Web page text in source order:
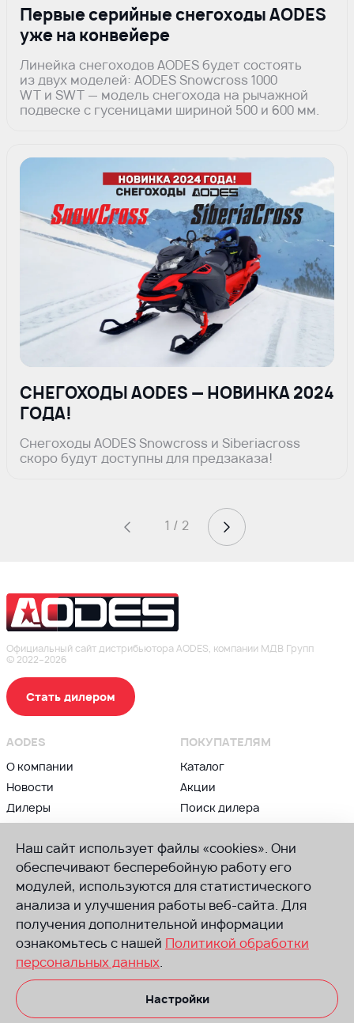
Первые серийные снегоходы AODES
уже на конвейере
Линейка снегоходов AODES будет состоять
из двух моделей: AODES Snowcross 1000
WT и SWT — модель снегохода на рычажной
подвеске с гусеницами шириной 500 и 600 мм.
СНЕГОХОДЫ AODES — НОВИНКА 2024
ГОДА!
Снегоходы AODES Snowcross и Siberiacross
скоро будут доступны для предзаказа!
1 / 2
Наш сайт использует файлы «cookies». Они
обеспечивают бесперебойную работу его
модулей, используются для статистического
анализа и улучшения работы веб-сайта. Для
получения дополнительной информации
ознакомьтесь с нашей Политикой обработки
персональных данных.
Настройки
Официальный сайт дистрибьютора AODES, компании МДВ Групп
© 2022–2026
AODES
О компании
Новости
Дилеры
Контакты
ПОКУПАТЕЛЯМ
Каталог
Акции
Поиск дилера
Блог
ВЛАДЕЛЬЦАМ
Сервис и гарантии
Советы по техническому
обслуживанию
Руководства
по эксплуатации
Запчасти
ПРИСОЕДИНЯЙСЯ К AODES
Группа в ВК
Канал в Телеграм
Канал в Ютуб
Стать дилером
Размещенная на сайте информация носит информационный характер.
Не оферта. Производитель оставляет за собой право вносить